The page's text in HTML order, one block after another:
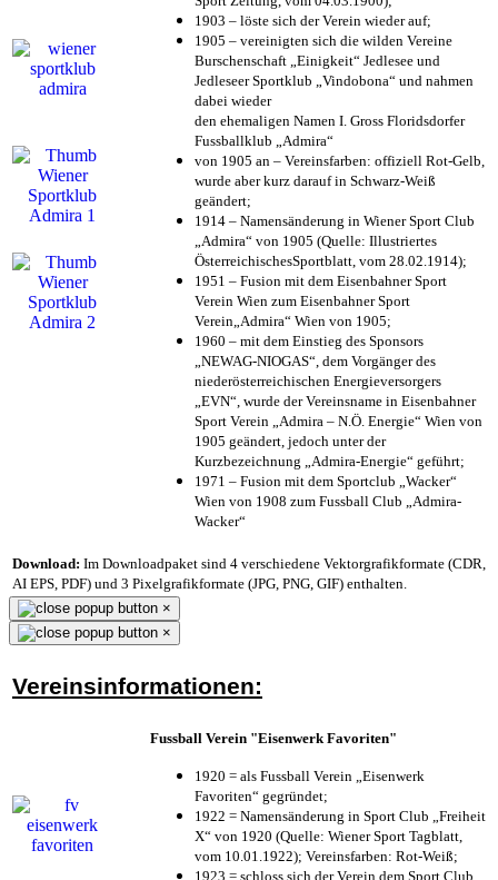
1903 – löste sich der Verein wieder auf;
1905 – vereinigten sich die wilden Vereine
Burschenschaft „Einigkeit“ Jedlesee und
Jedleseer Sportklub „Vindobona“ und nahmen
dabei wieder
den ehemaligen Namen I. Gross Floridsdorfer
Fussballklub „Admira“
von 1905 an – Vereinsfarben: offiziell Rot-Gelb,
wurde aber kurz darauf in Schwarz-Weiß
geändert;
1914 – Namensänderung in Wiener Sport Club
„Admira“ von 1905 (Quelle: Illustriertes
ÖsterreichischesSportblatt, vom 28.02.1914);
1951 – Fusion mit dem Eisenbahner Sport
Verein Wien zum Eisenbahner Sport
Verein„Admira“ Wien von 1905;
1960 – mit dem Einstieg des Sponsors
„NEWAG-NIOGAS“, dem Vorgänger des
niederösterreichischen Energieversorgers
„EVN“, wurde der Vereinsname in Eisenbahner
Sport Verein „Admira – N.Ö. Energie“ Wien von
1905 geändert, jedoch unter der
Kurzbezeichnung „Admira-Energie“ geführt;
1971 – Fusion mit dem Sportclub „Wacker“
Wien von 1908 zum Fussball Club „Admira-
Wacker“
Download: Im Downloadpaket sind 4 verschiedene Vektorgrafikformate (CDR,
AI EPS, PDF) und 3 Pixelgrafikformate (JPG, PNG, GIF) enthalten.
×
×
Vereinsinformationen:
Fussball Verein "Eisenwerk Favoriten"
1920 = als Fussball Verein „Eisenwerk
Favoriten“ gegründet;
1922 = Namensänderung in Sport Club „Freiheit
X“ von 1920 (Quelle: Wiener Sport Tagblatt,
vom 10.01.1922); Vereinsfarben: Rot-Weiß;
1923 = schloss sich der Verein dem Sport Club